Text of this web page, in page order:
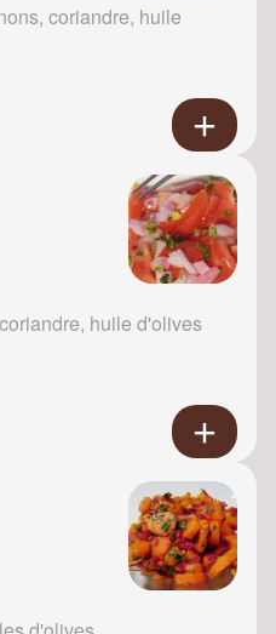
coriandre, huile
huile d'olives